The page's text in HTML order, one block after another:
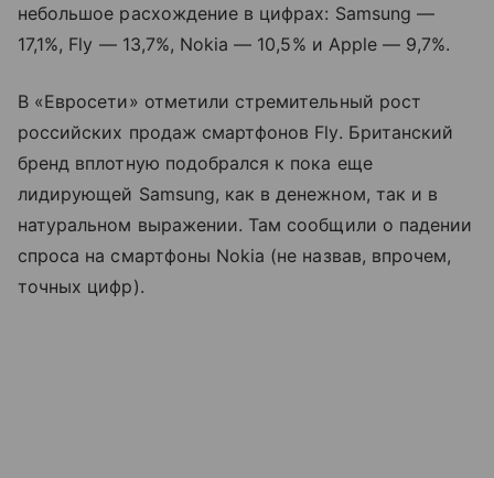
небольшое расхождение в цифрах: Samsung —
17,1%, Fly — 13,7%, Nokia — 10,5% и Apple — 9,7%.
В «Евросети» отметили стремительный рост
российских продаж смартфонов Fly. Британский
бренд вплотную подобрался к пока еще
лидирующей Samsung, как в денежном, так и в
натуральном выражении. Там сообщили о падении
спроса на смартфоны Nokia (не назвав, впрочем,
точных цифр).